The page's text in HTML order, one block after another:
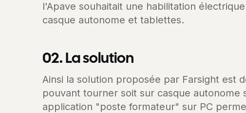
l'Apave souhaitait une habilitation
casque autonome et tablettes.
02. La solution
Ainsi la solution proposée par Farsight est
pouvant tourner soit sur casque autonome
application "poste formateur" sur PC